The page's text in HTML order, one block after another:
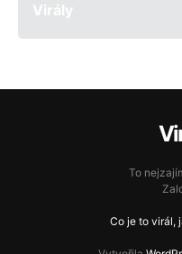
Virály
To
Co je to virál,